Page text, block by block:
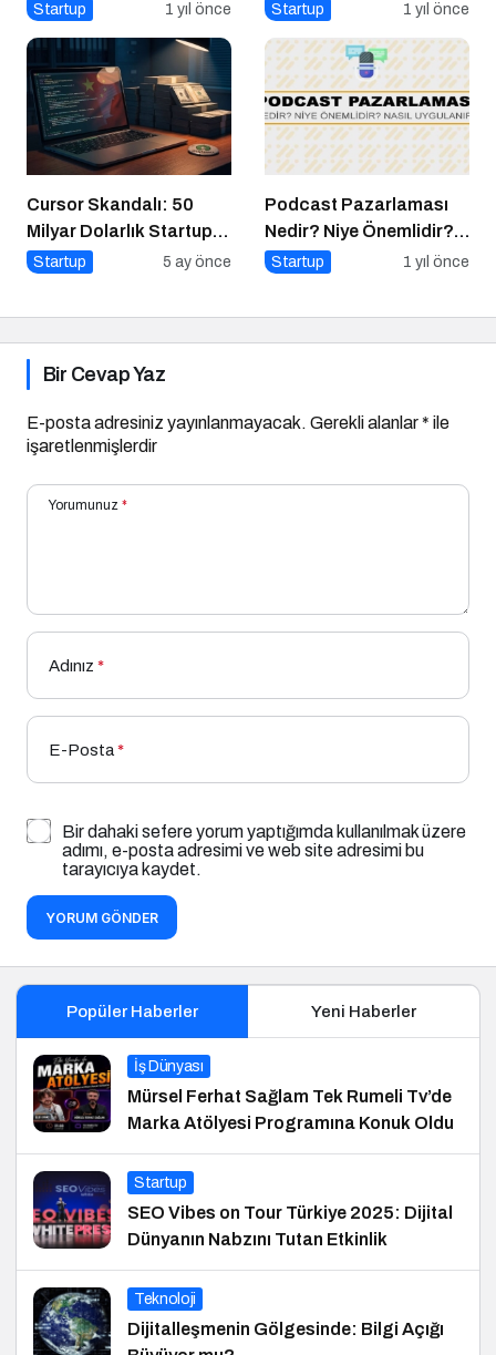
Üniversitesi’nde!
Startup 1 yıl önce Startup 1 yıl önce
Cursor Skandalı: 50
Milyar Dolarlık Startup
Açık Kaynağı Gizleyince
Startup 5 ay önce
Podcast Pazarlaması
Nedir? Niye Önemlidir?
Podcast Pazarlaması
Startup 1 yıl önce
Bir Cevap Yaz
E-posta adresiniz yayınlanmayacak. Gerekli alanlar* ile
işaretlenmişlerdir
Yorumunuz *
Adınız *
E-Posta*
Bir dahaki sefere yorum yaptığımda kullanılmak üzere
adımı, e-posta adresimi ve web site adresimi bu
tarayıcıya kaydet.
YORUM GÖNDER
Popüler Haberler Yeni Haberler
İş Dünyası
Mürsel Ferhat Sağlam Tek Rumeli Tv’de
Marka Atölyesi Programına Konuk Oldu
Startup
SEO Vibes on Tour Türkiye 2025: Dijital
Dünyanın Nabzını Tutan Etkinlik
Teknoloji
Dijitalleşmenin Gölgesinde: Bilgi Açığı